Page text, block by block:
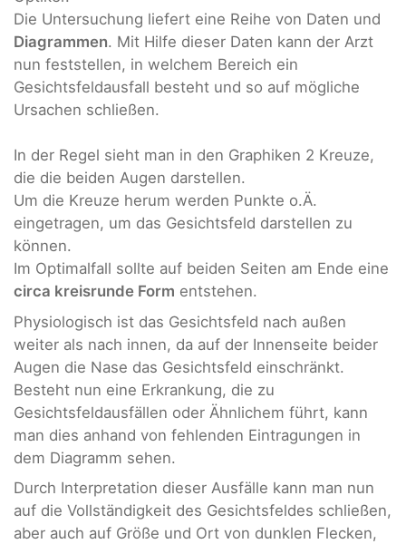
Die Untersuchung liefert eine Reihe von Daten und
Diagrammen. Mit Hilfe dieser Daten kann der Arzt
nun feststellen, in welchem Bereich ein
Gesichtsfeldausfall besteht und so auf mögliche
Ursachen schließen.
In der Regel sieht man in den Graphiken 2 Kreuze,
die die beiden Augen darstellen.
Um die Kreuze herum werden Punkte o.Ä.
eingetragen, um das Gesichtsfeld darstellen zu
können.
Im Optimalfall sollte auf beiden Seiten am Ende eine
circa kreisrunde Form entstehen.
Physiologisch ist das Gesichtsfeld nach außen
weiter als nach innen, da auf der Innenseite beider
Augen die Nase das Gesichtsfeld einschränkt.
Besteht nun eine Erkrankung, die zu
Gesichtsfeldausfällen oder Ähnlichem führt, kann
man dies anhand von fehlenden Eintragungen in
dem Diagramm sehen.
Durch Interpretation dieser Ausfälle kann man nun
auf die Vollständigkeit des Gesichtsfeldes schließen,
aber auch auf Größe und Ort von dunklen Flecken,